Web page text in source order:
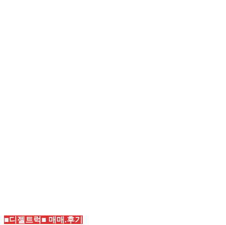
■디젤트럭■ 매매.후기